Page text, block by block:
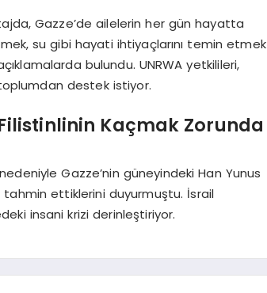
Gazze’de ailelerin her gün hayatta
su gibi hayati ihtiyaçlarını temin etmek
bulundu. UNRWA yetkilileri,
destek istiyor.
Kaçmak Zorunda
nedeniyle Gazze’nin güneyindeki Han Yunus
ettiklerini duyurmuştu. İsrail
insani krizi derinleştiriyor.